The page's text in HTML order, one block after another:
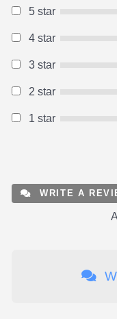
5 star
4 star
3 star
2 star
1 star
WRITE A